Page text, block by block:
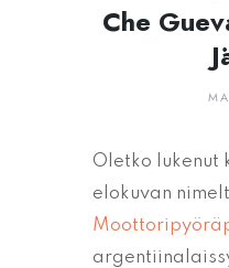
Che
Oletko lukenut
elokuvan